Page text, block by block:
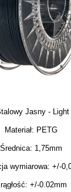
Jasny - Light
Materiał: PETG
Średnica: 1,75mm
wymiarowa: +/-
+/-0.02mm